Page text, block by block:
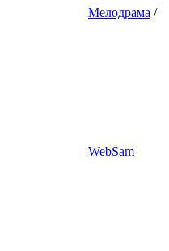
Мелодрама /
WebSam